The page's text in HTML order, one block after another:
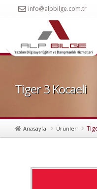
info@alpbilge.com.tr
Tiger 3 Kocaeli
Anasayfa Ürünler